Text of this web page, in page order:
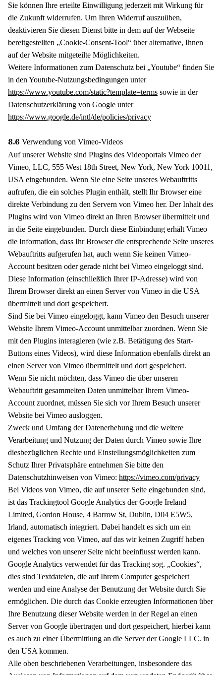
Sie können Ihre erteilte Einwilligung jederzeit mit Wirkung für
die Zukunft widerrufen. Um Ihren Widerruf auszuüben,
deaktivieren Sie diesen Dienst bitte in dem auf der Webseite
bereitgestellten „Cookie-Consent-Tool“ über alternative, Ihnen
auf der Website mitgeteilte Möglichkeiten.
Weitere Informationen zum Datenschutz bei „Youtube“ finden Sie
in den Youtube-Nutzungsbedingungen unter
https://www.youtube.com/static?template=terms sowie in der
Datenschutzerklärung von Google unter
https://www.google.de/intl/de/policies/privacy
8.6 Verwendung von Vimeo-Videos
Auf unserer Website sind Plugins des Videoportals Vimeo der
Vimeo, LLC, 555 West 18th Street, New York, New York 10011,
USA eingebunden. Wenn Sie eine Seite unseres Webauftritts
aufrufen, die ein solches Plugin enthält, stellt Ihr Browser eine
direkte Verbindung zu den Servern von Vimeo her. Der Inhalt des
Plugins wird von Vimeo direkt an Ihren Browser übermittelt und
in die Seite eingebunden. Durch diese Einbindung erhält Vimeo
die Information, dass Ihr Browser die entsprechende Seite unseres
Webauftritts aufgerufen hat, auch wenn Sie keinen Vimeo-
Account besitzen oder gerade nicht bei Vimeo eingeloggt sind.
Diese Information (einschließlich Ihrer IP-Adresse) wird von
Ihrem Browser direkt an einen Server von Vimeo in die USA
übermittelt und dort gespeichert.
Sind Sie bei Vimeo eingeloggt, kann Vimeo den Besuch unserer
Website Ihrem Vimeo-Account unmittelbar zuordnen. Wenn Sie
mit den Plugins interagieren (wie z.B. Betätigung des Start-
Buttons eines Videos), wird diese Information ebenfalls direkt an
einen Server von Vimeo übermittelt und dort gespeichert.
Wenn Sie nicht möchten, dass Vimeo die über unseren
Webauftritt gesammelten Daten unmittelbar Ihrem Vimeo-
Account zuordnet, müssen Sie sich vor Ihrem Besuch unserer
Website bei Vimeo ausloggen.
Zweck und Umfang der Datenerhebung und die weitere
Verarbeitung und Nutzung der Daten durch Vimeo sowie Ihre
diesbezüglichen Rechte und Einstellungsmöglichkeiten zum
Schutz Ihrer Privatsphäre entnehmen Sie bitte den
Datenschutzhinweisen von Vimeo: https://vimeo.com/privacy
Bei Videos von Vimeo, die auf unserer Seite eingebunden sind,
ist das Trackingtool Google Analytics der Google Ireland
Limited, Gordon House, 4 Barrow St, Dublin, D04 E5W5,
Irland, automatisch integriert. Dabei handelt es sich um ein
eigenes Tracking von Vimeo, auf das wir keinen Zugriff haben
und welches von unserer Seite nicht beeinflusst werden kann.
Google Analytics verwendet für das Tracking sog. „Cookies“,
dies sind Textdateien, die auf Ihrem Computer gespeichert
werden und eine Analyse der Benutzung der Website durch Sie
ermöglichen. Die durch das Cookie erzeugten Informationen über
Ihre Benutzung dieser Website werden in der Regel an einen
Server von Google übertragen und dort gespeichert, hierbei kann
es auch zu einer Übermittlung an die Server der Google LLC. in
den USA kommen.
Alle oben beschriebenen Verarbeitungen, insbesondere das